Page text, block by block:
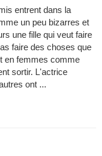
entrent dans la
un peu bizarres et
une fille qui veut faire
faire des choses que
en femmes comme
sortir. L'actrice
ont ...